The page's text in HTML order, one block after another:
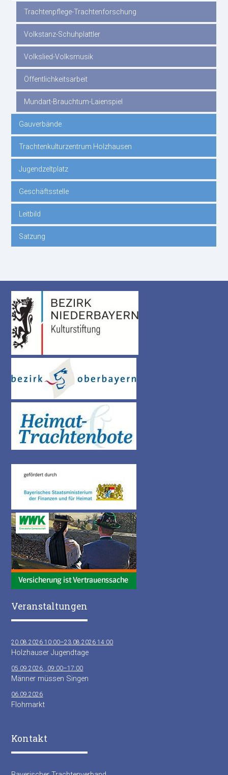
Trachtenpflege-Trachtenforschung
Volkstanz-Schuhplattler
Volkslied-Volksmusik
Öffentlichkeitsarbeit
Mundart-Brauchtum-Laienspiel
Gauverbände
Trachtenkulturzentrum Holzhausen
Jugendzeltplatz
Geschäftsstelle
Leitbild
Satzung
Veranstaltungen
20.08.2026 10:00–23.08.2026 14:00
Holzhauser Jugendtage
05.09.2026 , 09:00–17:00
Männer müssen Singen
06.09.2026
Flohmarkt
Kontakt